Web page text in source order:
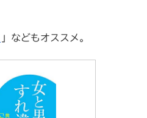
」などもオススメ。